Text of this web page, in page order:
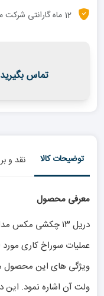
12 ماه گارانتی شرکت مکس
تماس بگیرید
توضیحات کالا نقد و
معرفی محصول
عملیات سوراخ کاری